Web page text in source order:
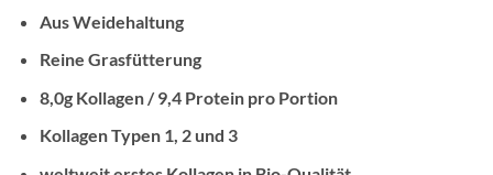
Aus Weidehaltung
Reine Grasfütterung
8,0g Kollagen / 9,4 Protein pro Portion
Kollagen Typen 1, 2 und 3